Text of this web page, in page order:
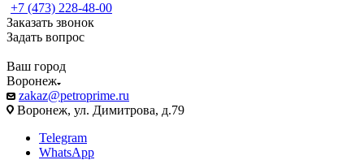
+7 (473) 228-48-00
Заказать звонок
Задать вопрос
Ваш город
Воронеж
zakaz@petroprime.ru
Воронеж, ул. Димитрова, д.79
Telegram
WhatsApp